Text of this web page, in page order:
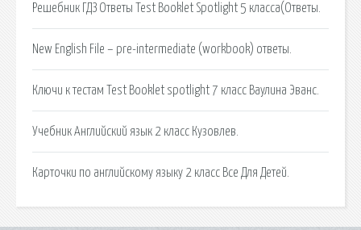
Решебник ГДЗ Ответы Test Booklet Spotlight 5 класса(Ответы.
New English File – pre-intermediate (workbook) ответы.
Ключи к тестам Test Booklet spotlight 7 класс Ваулина Эванс.
Учебник Английский язык 2 класс Кузовлев.
Карточки по английскому языку 2 класс Все Для Детей.